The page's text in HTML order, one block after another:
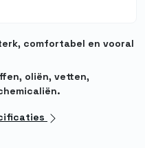
comfortabel en vooral
oliën, vetten,